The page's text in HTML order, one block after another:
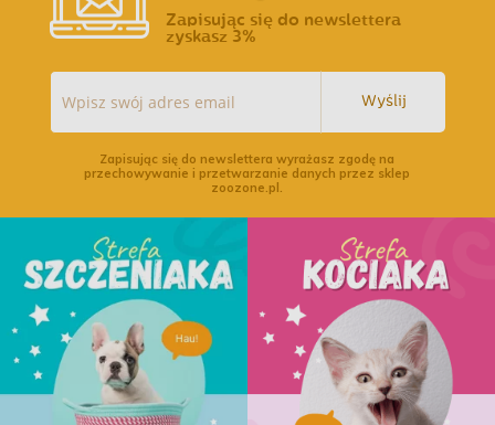
Zapisując się do newslettera
zyskasz 3%
Wyślij
Zapisując się do newslettera wyrażasz zgodę na
przechowywanie i przetwarzanie danych przez sklep
zoozone.pl.